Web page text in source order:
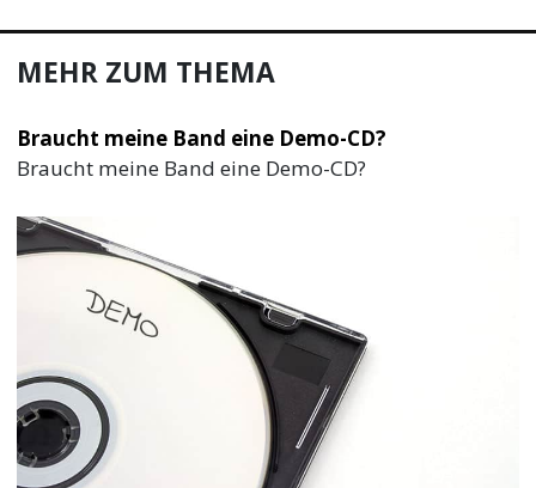
MEHR ZUM THEMA
Braucht meine Band eine Demo-CD?
Braucht meine Band eine Demo-CD?